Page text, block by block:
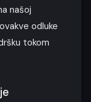
našoj
odluke
tokom